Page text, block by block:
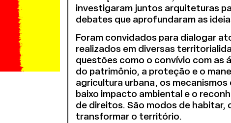
investigaram juntos arquiteturas
debates que aprofundaram as
Foram convidados para dialogar
realizados em diversas
questões como o convívio com as
do patrimônio, a proteção e o
agricultura urbana, os
baixo impacto ambiental e o
de direitos. São modos de habitar,
transformar o território.